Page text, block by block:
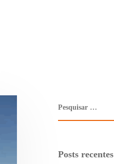
Posts recentes